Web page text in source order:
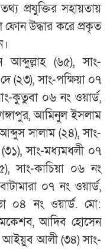
প্রযুক্তির সহায়তায়
ফোন উদ্ধার করে প্রকৃত
(৬৫), সাং-
(২৩), সাং-পক্ষিয়া ০৭
কুতুবা ০৬ নং ওয়ার্ড,
আমিনুল ইসলাম
সালাম (২৪), সাং-
সাং-মধ্যমধলী ০৭
সাং-কাচিয়া ০৬ নং
০৭ নং ওয়ার্ড,
০৪ নং ওয়ার্ড. মো:
আদিব হোসেন
আইয়ুব আলী (৩৪) সাং-